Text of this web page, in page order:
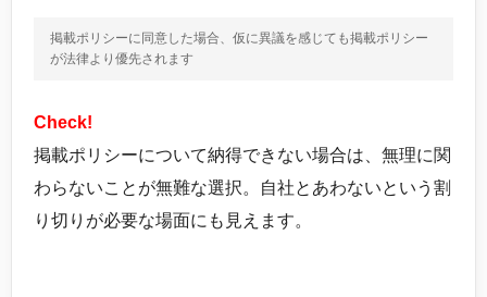
掲載ポリシーに同意した場合、仮に異議を感じても掲載ポリシー
が法律より優先されます
Check!
掲載ポリシーについて納得できない場合は、無理に関
わらないことが無難な選択。自社とあわないという割
り切りが必要な場面にも見えます。